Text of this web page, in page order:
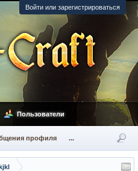
Войти или зарегистрироваться
Пользователи
профиля ...